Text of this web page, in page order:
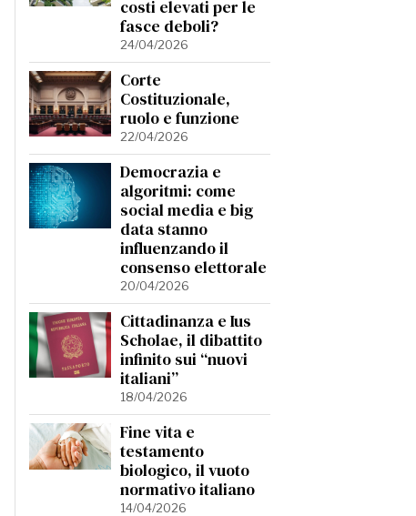
costi elevati per le
fasce deboli?
24/04/2026
Corte
Costituzionale,
ruolo e funzione
22/04/2026
Democrazia e
algoritmi: come
social media e big
data stanno
influenzando il
consenso elettorale
20/04/2026
Cittadinanza e Ius
Scholae, il dibattito
infinito sui “nuovi
italiani”
18/04/2026
Fine vita e
testamento
biologico, il vuoto
normativo italiano
14/04/2026